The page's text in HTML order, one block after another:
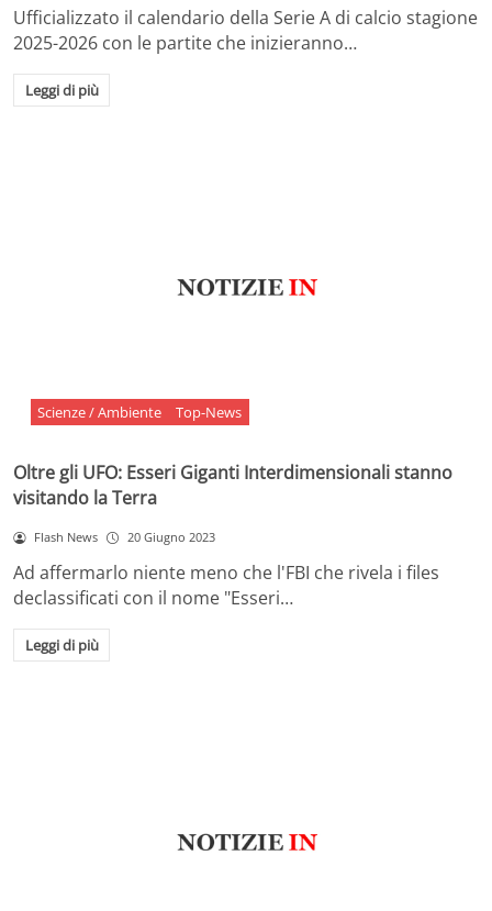
Ufficializzato il calendario della Serie A di calcio stagione
2025-2026 con le partite che inizieranno…
Leggi di più
Scienze / Ambiente Top-News
Oltre gli UFO: Esseri Giganti Interdimensionali stanno
visitando la Terra
Flash News 20 Giugno 2023
Ad affermarlo niente meno che l'FBI che rivela i files
declassificati con il nome "Esseri…
Leggi di più